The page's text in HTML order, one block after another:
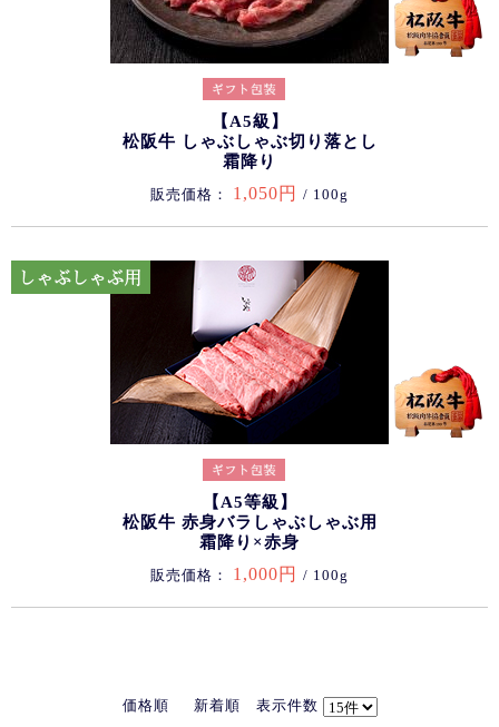
【A5級】
松阪牛 しゃぶしゃぶ切り落とし
霜降り
販売価格： 1,050円 / 100g
【A5等級】
松阪牛 赤身バラしゃぶしゃぶ用
霜降り×赤身
販売価格： 1,000円 / 100g
価格順 新着順 表示件数